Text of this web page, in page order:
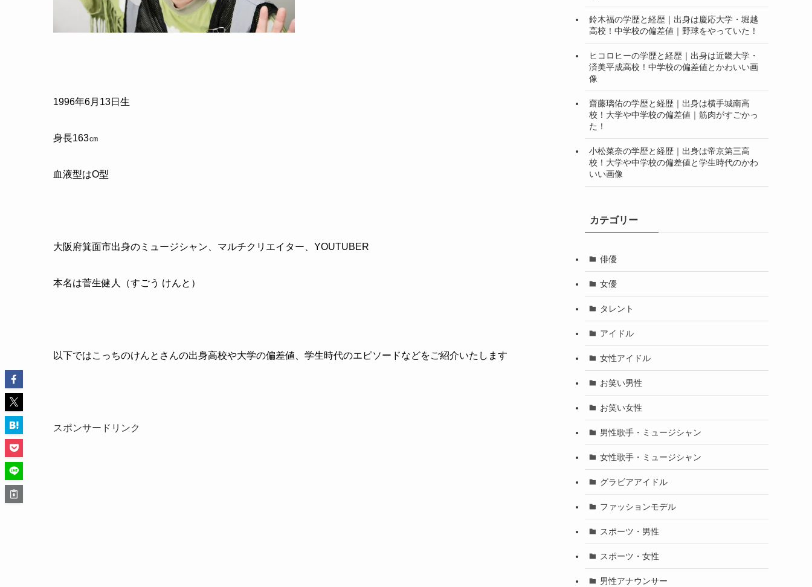
1996年6月13日生
身長163㎝
血液型はO型
大阪府箕面市出身のミュージシャン、マルチクリエイター、YOUTUBER
本名は菅生健人（すごう けんと）
以下ではこっちのけんとさんの出身高校や大学の偏差値、学生時代のエピソードなどをご紹介いたします
スポンサードリンク
鈴木福の学歴と経歴｜出身は慶応大学・堀越
高校！中学校の偏差値｜野球をやっていた！
ヒコロヒーの学歴と経歴｜出身は近畿大学・
済美平成高校！中学校の偏差値とかわいい画
像
齋藤璃佑の学歴と経歴｜出身は横手城南高
校！大学や中学校の偏差値｜筋肉がすごかっ
た！
小松菜奈の学歴と経歴｜出身は帝京第三高
校！大学や中学校の偏差値と学生時代のかわ
いい画像
カテゴリー
俳優
女優
タレント
アイドル
女性アイドル
お笑い男性
お笑い女性
男性歌手・ミュージシャン
女性歌手・ミュージシャン
グラビアアイドル
ファッションモデル
スポーツ・男性
スポーツ・女性
男性アナウンサー